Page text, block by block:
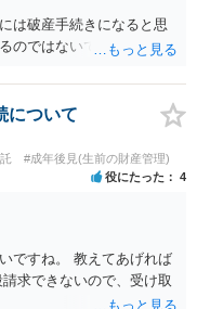
は破産手続きになると思
のではないでしょうか。
について
#成年後見(生前の財産管理)
役にたった 4
ですね。 教えてあげれば
求できないので、受け取